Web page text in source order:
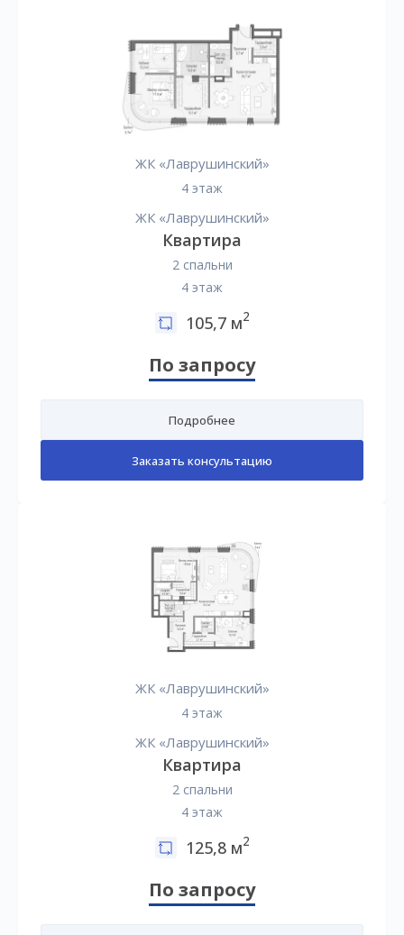
ЖК «Лаврушинский»
4 этаж
ЖК «Лаврушинский»
Квартира
2 спальни
4 этаж
105,7 м2
По запросу
Подробнее
Заказать консультацию
ЖК «Лаврушинский»
4 этаж
ЖК «Лаврушинский»
Квартира
2 спальни
4 этаж
125,8 м2
По запросу